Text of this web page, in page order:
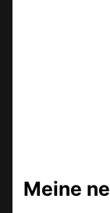
Meine